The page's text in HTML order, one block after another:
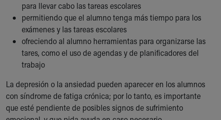
para llevar cabo las tareas escolares
permitiendo que el alumno tenga más tiempo para los
exámenes y las tareas escolares
ofreciendo al alumno herramientas para organizarse las
tares, como el uso de agendas y de planificadores del
trabajo
La depresión o la ansiedad pueden aparecer en los alumnos
con síndrome de fatiga crónica; por lo tanto, es importante
que esté pendiente de posibles signos de sufrimiento